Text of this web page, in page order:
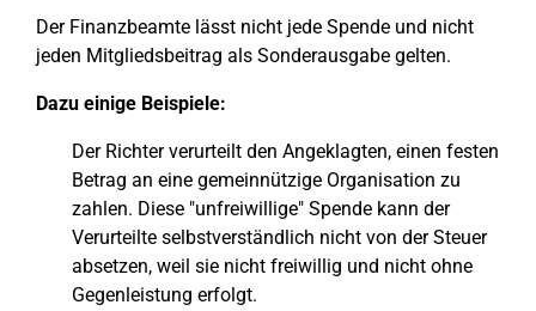
Der Finanzbeamte lässt nicht jede Spende und nicht
jeden Mitgliedsbeitrag als Sonderausgabe gelten.
Dazu einige Beispiele:
Der Richter verurteilt den Angeklagten, einen festen
Betrag an eine gemeinnützige Organisation zu
zahlen. Diese "unfreiwillige" Spende kann der
Verurteilte selbstverständlich nicht von der Steuer
absetzen, weil sie nicht freiwillig und nicht ohne
Gegenleistung erfolgt.